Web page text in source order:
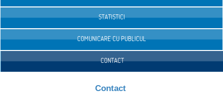
STATISTICI
COMUNICARE CU PUBLICUL
CONTACT
Contact